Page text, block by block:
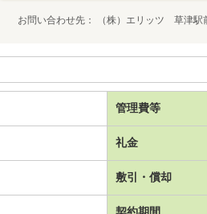
お問い合わせ先 （株）エリッツ 草津駅
管理費等
礼金
敷引・償却
契約期間